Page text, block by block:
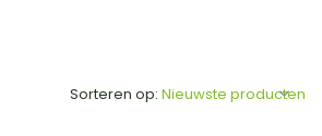
Sorteren op: